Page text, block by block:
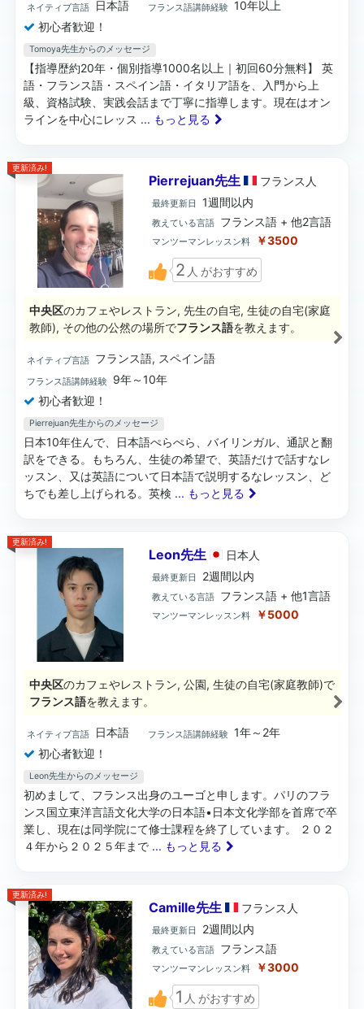
ネイティブ言語 日本語 フランス語講師経験 10年以上
初心者歓迎！
Tomoya先生からのメッセージ
【指導歴約20年・個別指導1000名以上｜初回60分無料】 英
語・フランス語・スペイン語・イタリア語を、入門から上
級、資格試験、実践会話まで丁寧に指導します。現在はオン
ラインを中心にレッス ... もっと見る
更新済み!
Pierrejuan先生 フランス 人
最終更新日 1週間以内
教えている言語 フランス語 + 他2言語
マンツーマンレッスン料 ￥3500
2 人 がおすすめ
中央区のカフェやレストラン, 先生の自宅, 生徒の自宅(家庭
教師), その他の公然の場所でフランス語を教えます。
ネイティブ言語 フランス語, スペイン語
フランス語講師経験
9年～10年
初心者歓迎！
Pierrejuan先生からのメッセージ
日本10年住んで、日本語ぺらぺら、バイリンガル、通訳と翻
訳をできる。もちろん、生徒の希望で、英語だけで話すなレ
ッスン、又は英語について日本語で説明するなレッスン、ど
ちでも差し上げられる。英検 ... もっと見る
更新済み!
Leon先生 日本 人
最終更新日 2週間以内
教えている言語 フランス語 + 他1言語
マンツーマンレッスン料 ￥5000
中央区のカフェやレストラン, 公園, 生徒の自宅(家庭教師)で
フランス語を教えます。
ネイティブ言語 日本語 フランス語講師経験 1年～2年
初心者歓迎！
Leon先生からのメッセージ
初めまして、フランス出身のユーゴと申します。パリのフラ
ンス国立東洋言語文化大学の日本語•日本文化学部を首席で卒
業し、現在は同学院にて修士課程を終了しています。 ２０２
４年から２０２５年まで ... もっと見る
更新済み!
Camille先生 フランス 人
最終更新日 2週間以内
教えている言語 フランス語
マンツーマンレッスン料 ￥3000
1 人 がおすすめ